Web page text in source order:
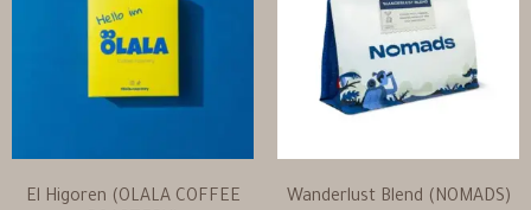
Wanderlust Blend (NOMADS)
El Higoren (OLALA COFFEE